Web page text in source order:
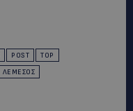
POST
TOP
ΛΕΜΕΣΌΣ